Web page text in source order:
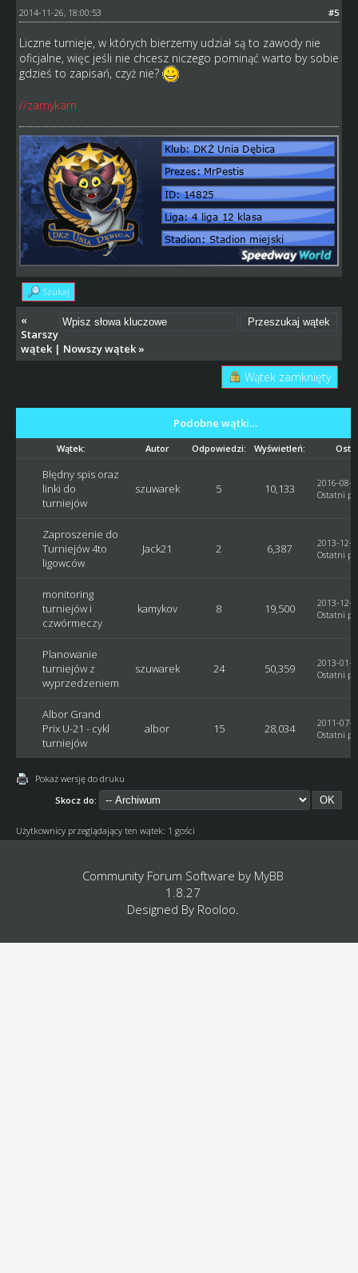
#5
2014-11-26, 18:00:53
Liczne turnieje, w których bierzemy udział są to zawody nie
oficjalne, więc jeśli nie chcesz niczego pominąć warto by sobie
gdzieś to zapisań, czyż nie?
//zamykam
Szukaj
«
Starszy
wątek| Nowszy wątek»
Wątek zamknięty
Podobne wątki…
Wątek: Autor Odpowiedzi: Wyświetleń:
Błędny spis oraz
linki do
turniejów
szuwarek 5 10,133
2016-08-
Ostatni
Zaproszenie do
Turniejów 4to
ligowców
Jack21 2 6,387
2013-12-
Ostatni
monitoring
turniejów i
czwórmeczy
kamykov 8 19,500
2013-12-
Ostatni
Planowanie
turniejów z
wyprzedzeniem
szuwarek 24 50,359
2013-01-
Ostatni
Albor Grand
Prix U-21 - cykl
turniejów
albor 15 28,034
2011-07-
Ostatni
Pokaż wersję do druku
Skocz do:
Użytkownicy przeglądający ten wątek: 1 gości
Community Forum Software by MyBB
1.8.27
Designed By Rooloo.